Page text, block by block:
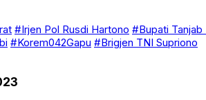
#Irjen Pol Rusdi Hartono #Bupati Tanjab
#Korem042Gapu #Brigjen TNI Supriono